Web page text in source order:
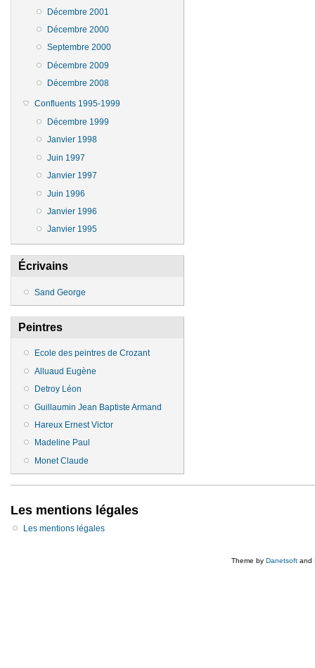
Décembre 2001
Décembre 2000
Septembre 2000
Décembre 2009
Décembre 2008
Confluents 1995-1999
Décembre 1999
Janvier 1998
Juin 1997
Janvier 1997
Juin 1996
Janvier 1996
Janvier 1995
Écrivains
Sand George
Peintres
Ecole des peintres de Crozant
Alluaud Eugène
Detroy Léon
Guillaumin Jean Baptiste Armand
Hareux Ernest Victor
Madeline Paul
Monet Claude
Les mentions légales
Les mentions légales
Theme by Danetsoft and